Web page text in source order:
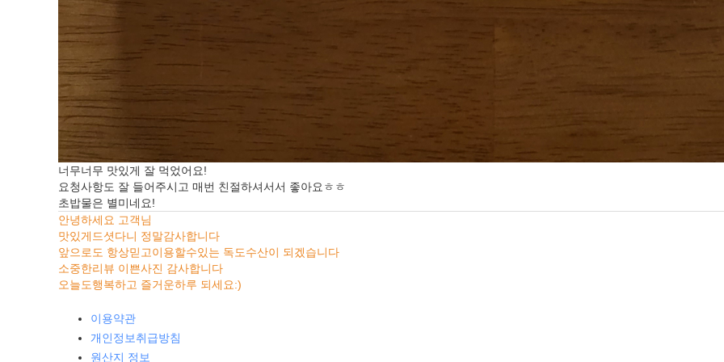
너무너무 맛있게 잘 먹었어요!
요청사항도 잘 들어주시고 매번 친절하셔서서 좋아요ㅎㅎ
초밥물은 별미네요!
안녕하세요 고객님
맛있게드셧다니 정말감사합니다
앞으로도 항상믿고이용할수있는 독도수산이 되겠습니다
소중한리뷰 이쁜사진 감사합니다
오늘도행복하고 즐거운하루 되세요:)
이용약관
개인정보취급방침
원산지 정보